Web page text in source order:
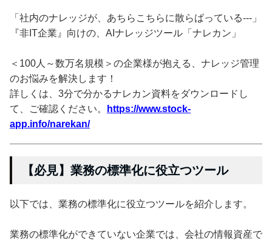
「社内のナレッジが、あちらこちらに散らばっている---」
『非IT企業』向けの、AIナレッジツール「ナレカン」
＜100人～数万名規模＞の企業様が抱える、ナレッジ管理
のお悩みを解決します！
詳しくは、3分で分かるナレカン資料をダウンロードし
て、ご確認ください。
https://www.stock-
app.info/narekan/
【必見】業務の標準化に役立つツール
以下では、業務の標準化に役立つツールを紹介します。
業務の標準化ができていない企業では、会社の情報資産で